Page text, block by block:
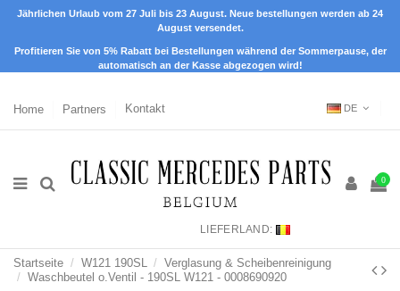
Jährlichen Urlaub vom 27 Juli bis 23 August. Neue bestellungen werden ab 24
August versendet.
Profitieren Sie von 5% Rabatt bei Bestellungen während der Sommerpause, der
automatisch an der Kasse abgezogen wird!
Home Partners Kontakt DE
0
LIEFERLAND:
Startseite W121 190SL
Verglasung & Scheibenreinigung
Waschbeutel o.Ventil - 190SL W121 - 0008690920